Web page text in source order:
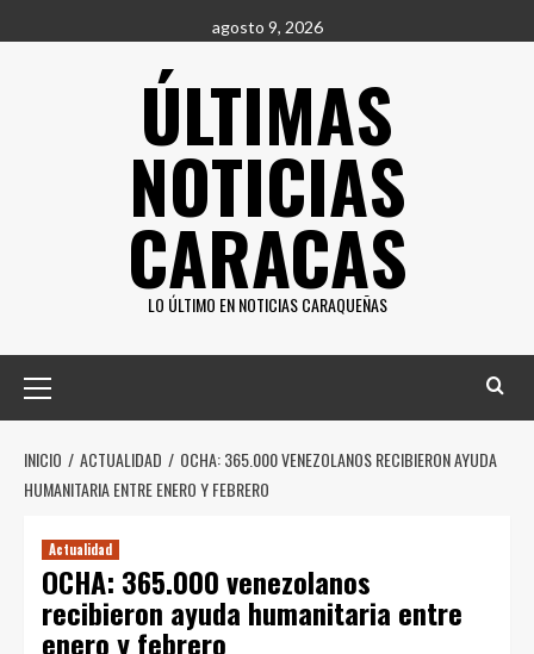
al
agosto 9, 2026
ÚLTIMAS
NOTICIAS
CARACAS
LO ÚLTIMO EN NOTICIAS CARAQUEÑAS
principal
INICIO ACTUALIDAD
OCHA: 365.000 VENEZOLANOS RECIBIERON AYUDA
HUMANITARIA ENTRE ENERO Y FEBRERO
Actualidad
OCHA: 365.000 venezolanos
recibieron ayuda humanitaria entre
enero y febrero